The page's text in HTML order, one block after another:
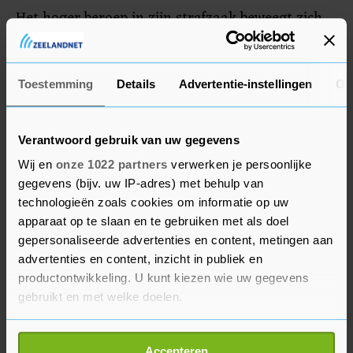
Toestemming Details Advertentie-instellingen
Verantwoord gebruik van uw gegevens
Wij en onze 1022 partners verwerken je persoonlijke
gegevens (bijv. uw IP-adres) met behulp van
technologieën zoals cookies om informatie op uw
apparaat op te slaan en te gebruiken met als doel
gepersonaliseerde advertenties en content, metingen aan
advertenties en content, inzicht in publiek en
productontwikkeling. U kunt kiezen wie uw gegevens
gebruikt en met welke doelen.
Als u het toestaat, willen we ook graag:
Het hoger beroep in zijn strafzaak beweegt zich
langzaam richting de eindstreep. Komende week
is het woord aan nabestaanden van zijn
vermeende slachtoffers. Ook staat het verhoor
gepland van Fred Ros, kroongetuige in het grote
hem niet te kennen ("Nooit gezien, nooit
gesproken") heeft Ros - net als Sandra den
Hartog donderdag deed - hem gekoppeld aan
crimineel Dino Soerel. Die is onherroepelijk tot
levenslang veroordeeld voor moorden waarvan
ook Holleeder wordt beschuldigd.
Het getuigenverhoor van Ros is volgende week
donderdag. Op 22 november begint het OM aan
het requisitoir, dat na twee dagen moet